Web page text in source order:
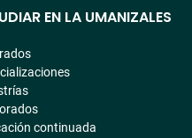
EN LA UMANIZALES
continuada